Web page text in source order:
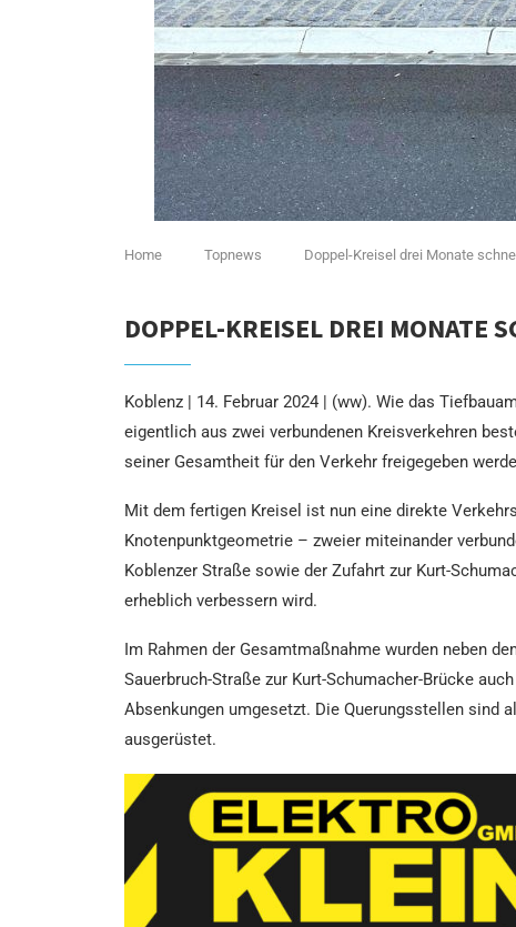
Home Topnews Doppel-Kreisel drei Monate
DOPPEL-KREISEL DREI MONATE
Koblenz | 14. Februar 2024 | (ww). Wie das
eigentlich aus zwei verbundenen Kreisverkehren
seiner Gesamtheit für den Verkehr freigegeben
Mit dem fertigen Kreisel ist nun eine direkte
Knotenpunktgeometrie – zweier miteinander
Koblenzer Straße sowie der Zufahrt zur Kurt-
erheblich verbessern wird.
Im Rahmen der Gesamtmaßnahme wurden neben
Sauerbruch-Straße zur Kurt-Schumacher-Brücke
Absenkungen umgesetzt. Die Querungsstellen sind
ausgerüstet.